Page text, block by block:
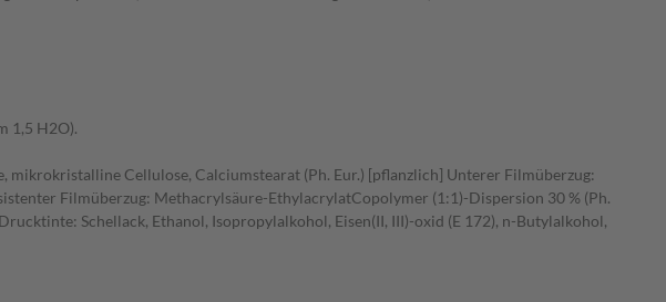
1,5 H2O).
Cellulose, Calciumstearat (Ph. Eur.) [pflanzlich] Unterer Filmüberzug:
Filmüberzug: Methacrylsäure-EthylacrylatCopolymer (1:1)-Dispersion 30 % (Ph.
Schellack, Ethanol, Isopropylalkohol, Eisen(II, III)-oxid (E 172), n-Butylalkohol,